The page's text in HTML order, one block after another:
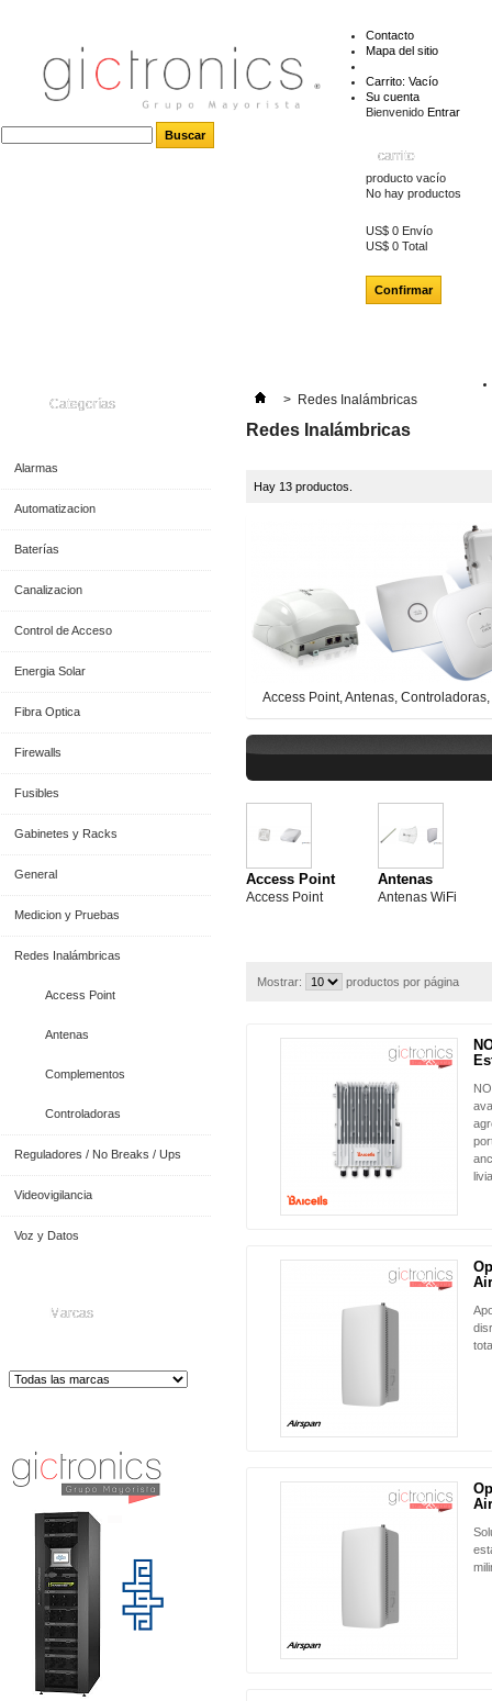
Contacto
Mapa del sitio
Carrito: Vacío
Su cuenta
Bienvenido Entrar
carrito
producto vacío
No hay productos
US$ 0 Envío
US$ 0 Total
Confirmar
Categorías
Alarmas
Automatizacion
Baterías
Canalizacion
Control de Acceso
Energia Solar
Fibra Optica
Firewalls
Fusibles
Gabinetes y Racks
General
Medicion y Pruebas
Redes Inalámbricas
Access Point
Antenas
Complementos
Controladoras
Reguladores / No Breaks / Ups
Videovigilancia
Voz y Datos
Marcas
> Redes Inalámbricas
Redes Inalámbricas
Hay 13 productos.
Access Point, Antenas,
Access Point
Access Point
Antenas
Antenas WiFi
Mostrar: productos por página
NUEVO
NUEVO
NUEVO